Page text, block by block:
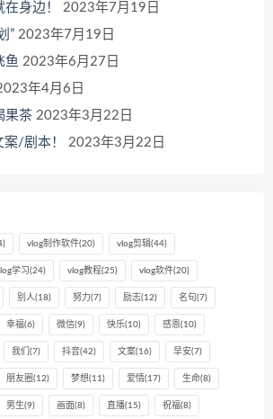
身边！
2023年7月19日
” 2023年7月19日
鱼 2023年6月27日
年4月6日
果茶 2023年3月22日
/剧本！
2023年3月22日
vlog制作软件(20) vlog剪辑(44)
学习(24) vlog教程(25) vlog软件(20)
别人(18) 努力(7) 励志(12) 名句(7)
幸福(6) 微信(9) 快乐(10) 感恩(10)
我们 (7) 抖音(42) 文案(16) 早安(7)
朋友圈 (12) 梦想(11) 爱情(17) 生命(8)
男生(9) 画面(8) 直播(15) 祝福(8)